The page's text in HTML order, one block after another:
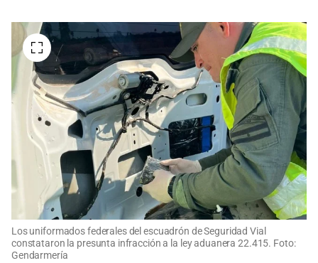
Los uniformados federales del escuadrón de Seguridad Vial
constataron la presunta infracción a la ley aduanera 22.415. Foto:
Gendarmería